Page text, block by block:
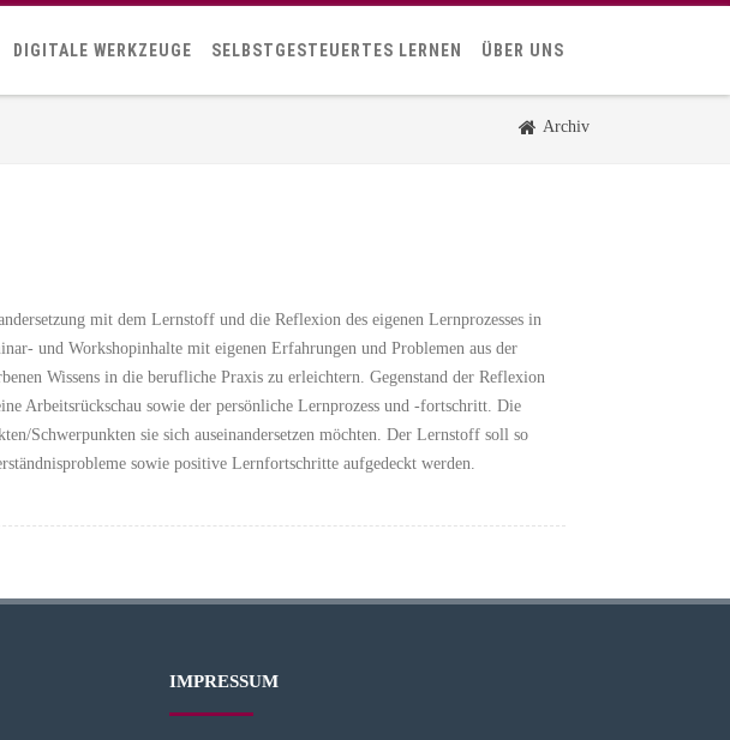
DIGITALE WERKZEUGE SELBSTGESTEUERTES LERNEN ÜBER UNS
Archiv
mit dem Lernstoff und die Reflexion des eigenen Lernprozesses in
und Workshopinhalte mit eigenen Erfahrungen und Problemen aus der
Wissens in die berufliche Praxis zu erleichtern. Gegenstand der Reflexion
Arbeitsrückschau sowie der persönliche Lernprozess und -fortschritt. Die
Schwerpunkten sie sich auseinandersetzen möchten. Der Lernstoff soll so
sowie positive Lernfortschritte aufgedeckt werden.
IMPRESSUM